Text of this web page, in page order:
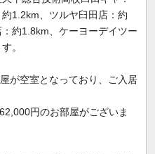
1.2km、ツルヤ臼田店：約
約1.8km、ケーヨーデイツー
。
が空室となっており、ご入居
円のお部屋がございま